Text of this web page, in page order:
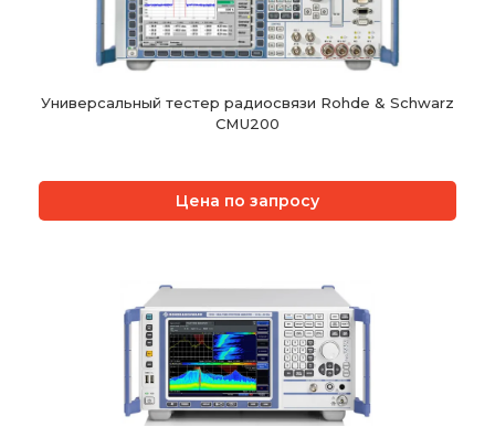
Универсальный тестер радиосвязи Rohde & Schwarz
CMU200
Цена по запросу